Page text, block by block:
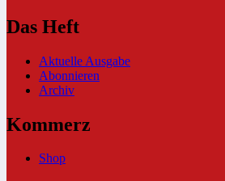
Das Heft
Aktuelle Ausgabe
Abonnieren
Archiv
Kommerz
Shop